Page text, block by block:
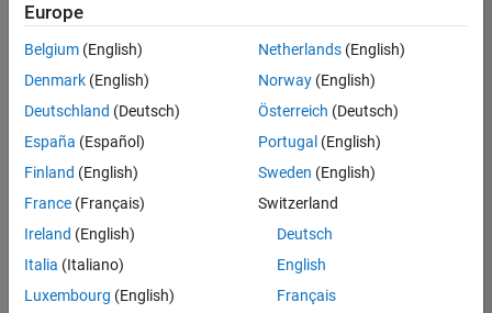
correspondant
à vos
critères
de
recherche.
Vous
pouvez
élargir
votre
recherche
ou
afficher
l’ensemble
Europe
Belgium (English)
Denmark (English)
Deutschland (Deutsch)
España (Español)
Finland (English)
France (Français)
Ireland (English)
Italia (Italiano)
Luxembourg (English)
Netherlands(English)
Norway(English)
Österreich (Deutsch)
Portugal (English)
Sweden (English)
Switzerland
Deutsch
English
Français